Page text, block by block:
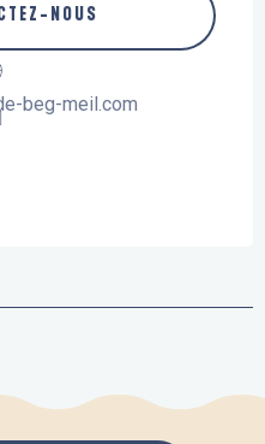
NOUS
beg-meil.com